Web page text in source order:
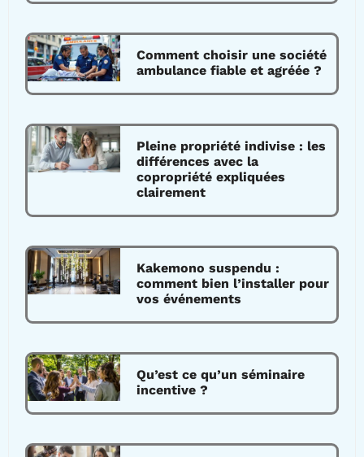
Comment choisir une société
ambulance fiable et agréée ?
Pleine propriété indivise : les
différences avec la
copropriété expliquées
clairement
Kakemono suspendu :
comment bien l’installer pour
vos événements
Qu’est ce qu’un séminaire
incentive ?